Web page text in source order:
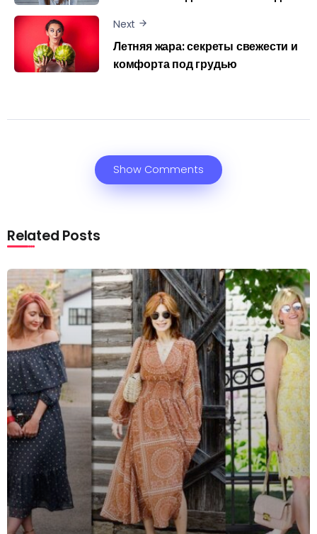
Next
Летняя жара: секреты свежести и
комфорта под грудью
Show Comments
Related Posts